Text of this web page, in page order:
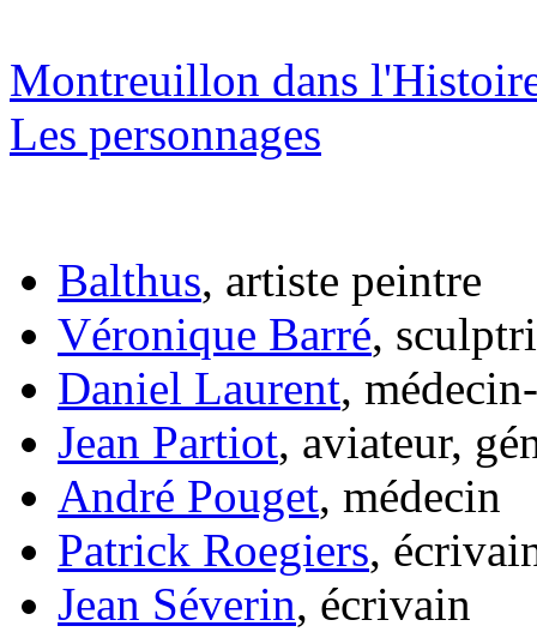
Montreuillon dans
Les personnages
Balthus, artiste peintre
Véronique Barré,
Daniel Laurent,
Jean Partiot, aviateur,
André Pouget, médecin
Patrick Roegiers,
Jean Séverin, écrivain